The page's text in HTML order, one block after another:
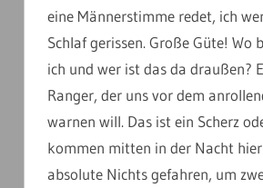
eine Männerstimme redet, ich
Schlaf gerissen. Große Güte! Wo
ich und wer ist das da draußen?
Ranger, der uns vor dem
warnen will. Das ist ein Scherz
kommen mitten in der Nacht
absolute Nichts gefahren, um